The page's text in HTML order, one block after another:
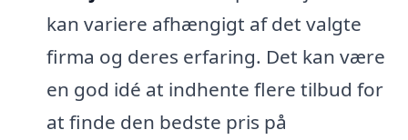
kan variere afhængigt af det valgte
firma og deres erfaring. Det kan være
en god idé at indhente flere tilbud for
at finde den bedste pris på